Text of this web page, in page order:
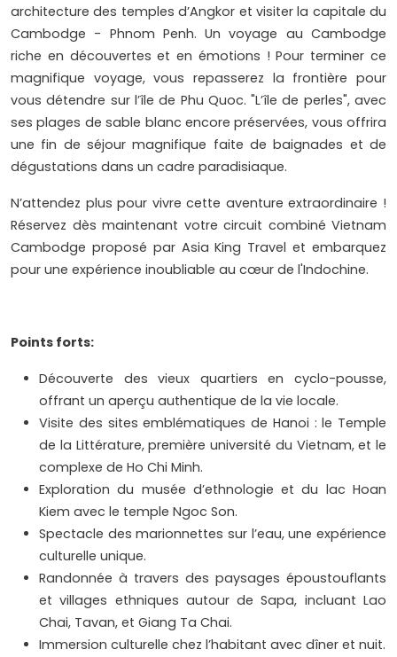
architecture des temples d’Angkor et visiter la capitale du
Cambodge - Phnom Penh. Un voyage au Cambodge
riche en découvertes et en émotions ! Pour terminer ce
magnifique voyage, vous repasserez la frontière pour
vous détendre sur l’île de Phu Quoc. "L’île de perles", avec
ses plages de sable blanc encore préservées, vous offrira
une fin de séjour magnifique faite de baignades et de
dégustations dans un cadre paradisiaque.
N’attendez plus pour vivre cette aventure extraordinaire !
Réservez dès maintenant votre circuit combiné Vietnam
Cambodge proposé par Asia King Travel et embarquez
pour une expérience inoubliable au cœur de l'Indochine.
Points forts:
Découverte des vieux quartiers en cyclo-pousse,
offrant un aperçu authentique de la vie locale.
Visite des sites emblématiques de Hanoi : le Temple
de la Littérature, première université du Vietnam, et le
complexe de Ho Chi Minh.
Exploration du musée d’ethnologie et du lac Hoan
Kiem avec le temple Ngoc Son.
Spectacle des marionnettes sur l’eau, une expérience
culturelle unique.
Randonnée à travers des paysages époustouflants
et villages ethniques autour de Sapa, incluant Lao
Chai, Tavan, et Giang Ta Chai.
Immersion culturelle chez l’habitant avec dîner et nuit.